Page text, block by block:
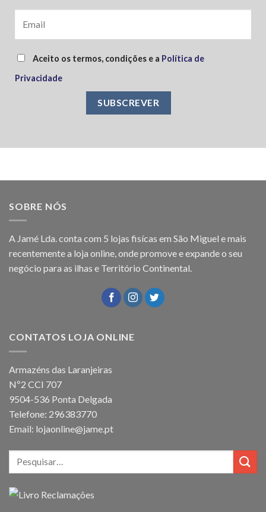
Aceito os termos, condições e a Política de
Privacidade
SOBRE NÓS
A Jamé Lda. conta com 5 lojas fisícas em São Miguel e mais
recentemente a loja online, onde promove e expande o seu
negócio para as ilhas e Território Continental.
CONTATOS LOJA ONLINE
Armazéns das Laranjeiras
Nº2 CCI 707
9504-536 Ponta Delgada
Telefone: 296383770
Email: lojaonline@jame.pt